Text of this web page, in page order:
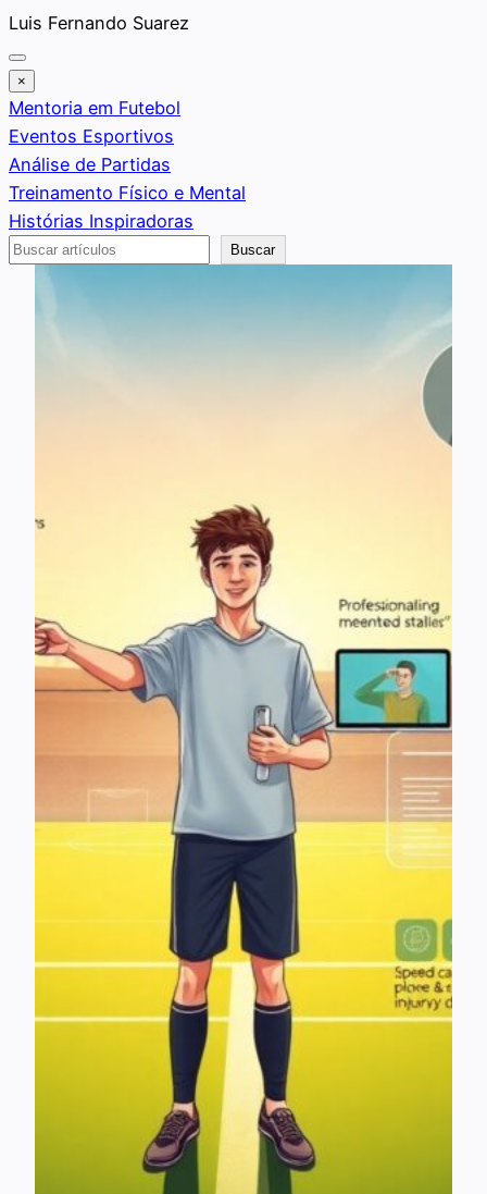
Saltar
al
contenido
Luis Fernando Suarez
×
Mentoria em Futebol
Eventos Esportivos
Análise de Partidas
Treinamento Físico e Mental
Histórias Inspiradoras
Buscar
Buscar